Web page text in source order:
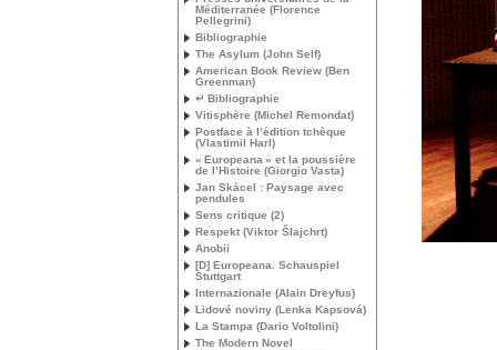
Méditerranée (Florence
Pellegrini)
Bibliographie
The Asylum (John Self)
American Book Review (Ben
Greenman)
↵ Bibliographie
Vitisphère (Michel Remondat)
Postface à l’édition tchèque
(Vlastimil Harl)
« Europeana » et la poussière
de l’Histoire (Giorgio Vasta)
Jan Skácel : Paysage avec
pendules
Sens critique (2)
Respekt (Viktor Šlajchrt)
Anobii
[D] Europeana. Schauspiel
Stuttgart
Internazionale (Alain Dreyfus)
Lidové noviny (Lenka Kapsová)
La Stampa (Dario Voltolini)
The Modern Novel